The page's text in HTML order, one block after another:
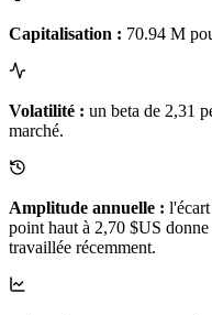
Capitalisation : 70.94 M
Volatilité : un beta de 2,31
marché.
Amplitude annuelle :
point haut à 2,70 $US
travaillée récemment.